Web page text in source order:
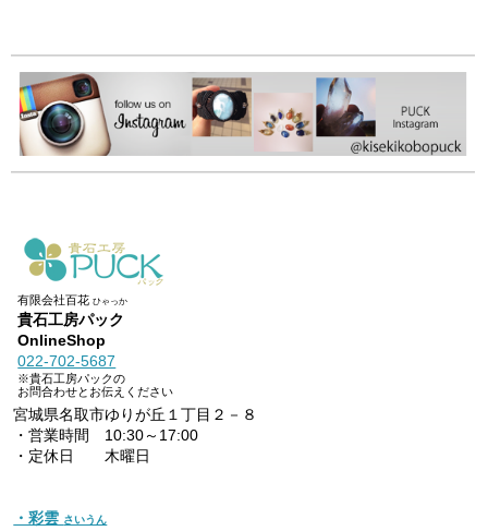
有限会社百花ひゃっか
貴石工房パック
OnlineShop
022-702-5687
※貴石工房パックの
お問合わせとお伝えください
宮城県名取市ゆりが丘１丁目２－８
・営業時間 10:30～17:00
・定休日 木曜日
・彩雲 さいうん